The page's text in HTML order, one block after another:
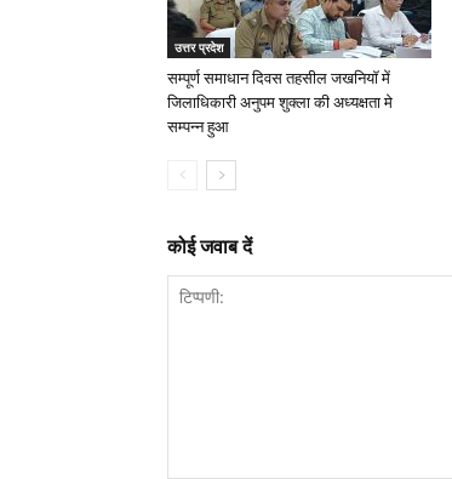
उत्तर प्रदेश
सम्पूर्ण समाधान दिवस तहसील जखनियॉ में
जिलाधिकारी अनुपम शुक्ला की अध्यक्षता मे
सम्पन्न हुआ
कोई जवाब दें